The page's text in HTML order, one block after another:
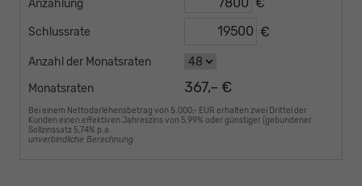
Anzahlung
Schlussrate €
Anzahl der Monatsraten
Monatsraten
367,– €
Bei einem Nettodarlehensbetrag von 5.000,- EUR erhalten zwei Drittel der
Kunden einen effektiven Jahreszins von 5,99% oder günstiger (gebundener
Sollzinssatz 5,74% p.a.
unverbindliche Berechnung